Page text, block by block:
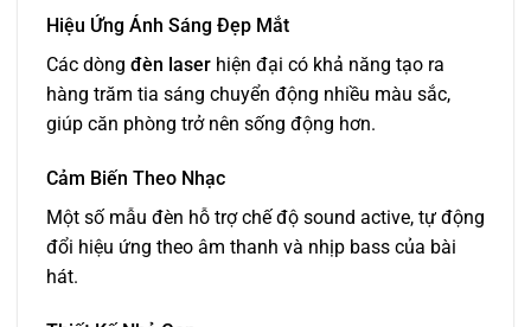
Hiệu Ứng Ánh Sáng Đẹp Mắt
Các dòng đèn laser hiện đại có khả năng tạo ra
hàng trăm tia sáng chuyển động nhiều màu sắc,
giúp căn phòng trở nên sống động hơn.
Cảm Biến Theo Nhạc
Một số mẫu đèn hỗ trợ chế độ sound active, tự động
đổi hiệu ứng theo âm thanh và nhịp bass của bài
hát.